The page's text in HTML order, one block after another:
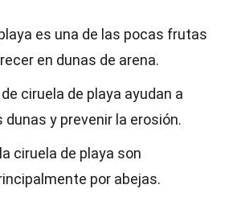
es una de las pocas frutas
en dunas de arena.
ciruela de playa ayudan a
y prevenir la erosión.
ciruela de playa son
por abejas.